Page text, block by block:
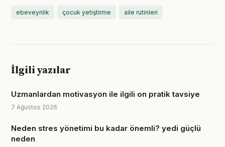
ebeveynlik çocuk yetiştirme aile rutinleri
İlgili yazılar
Uzmanlardan motivasyon ile ilgili on pratik tavsiye
7 Ağustos 2026
Neden stres yönetimi bu kadar önemli? yedi güçlü
neden